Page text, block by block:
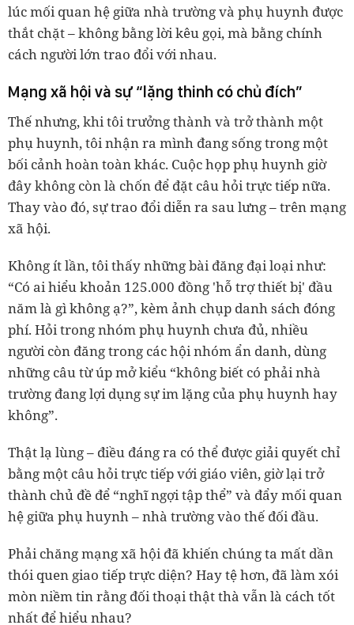
lúc mối quan hệ giữa nhà trường và phụ huynh được
thắt chặt – không bằng lời kêu gọi, mà bằng chính
cách người lớn trao đổi với nhau.
Mạng xã hội và sự “lặng thinh có chủ đích”
Thế nhưng, khi tôi trưởng thành và trở thành một
phụ huynh, tôi nhận ra mình đang sống trong một
bối cảnh hoàn toàn khác. Cuộc họp phụ huynh giờ
đây không còn là chốn để đặt câu hỏi trực tiếp nữa.
Thay vào đó, sự trao đổi diễn ra sau lưng – trên mạng
xã hội.
Không ít lần, tôi thấy những bài đăng đại loại như:
“Có ai hiểu khoản 125.000 đồng 'hỗ trợ thiết bị' đầu
năm là gì không ạ?”, kèm ảnh chụp danh sách đóng
phí. Hỏi trong nhóm phụ huynh chưa đủ, nhiều
người còn đăng trong các hội nhóm ẩn danh, dùng
những câu từ úp mở kiểu “không biết có phải nhà
trường đang lợi dụng sự im lặng của phụ huynh hay
không”.
Thật lạ lùng – điều đáng ra có thể được giải quyết chỉ
bằng một câu hỏi trực tiếp với giáo viên, giờ lại trở
thành chủ đề để “nghĩ ngợi tập thể” và đẩy mối quan
hệ giữa phụ huynh – nhà trường vào thế đối đầu.
Phải chăng mạng xã hội đã khiến chúng ta mất dần
thói quen giao tiếp trực diện? Hay tệ hơn, đã làm xói
mòn niềm tin rằng đối thoại thật thà vẫn là cách tốt
nhất để hiểu nhau?